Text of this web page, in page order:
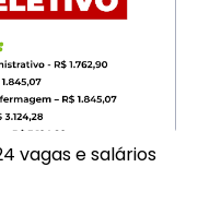
vagas e salários